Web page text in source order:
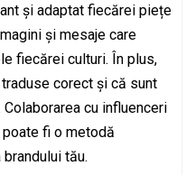
și adaptat fiecărei piețe
și mesaje care
fiecărei culturi. În plus,
corect și că sunt
cu influenceri
fi o metodă
tău.